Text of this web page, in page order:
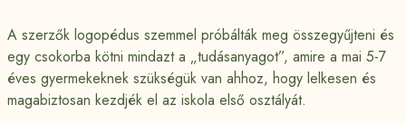
A szerzők logopédus szemmel próbálták meg összegyűjteni és
egy csokorba kötni mindazt a „tudásanyagot”, amire a mai 5-7
éves gyermekeknek szükségük van ahhoz, hogy lelkesen és
magabiztosan kezdjék el az iskola első osztályát.